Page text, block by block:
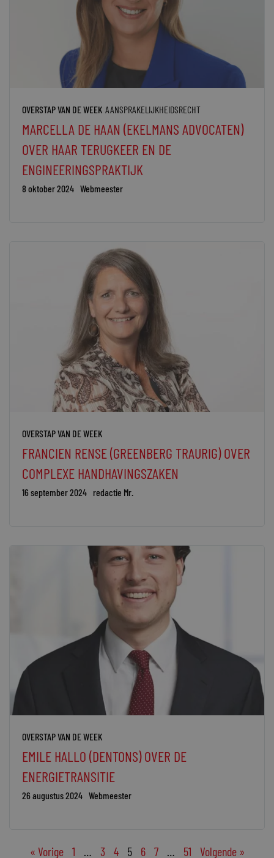
OVERSTAP VAN DE WEEK AANSPRAKELIJKHEIDSRECHT
MARCELLA DE HAAN (EKELMANS ADVOCATEN)
OVER HAAR TERUGKEER EN DE
ENGINEERINGSPRAKTIJK
8 oktober 2024 Webmeester
OVERSTAP VAN DE WEEK
FRANCIEN RENSE (GREENBERG TRAURIG) OVER
COMPLEXE HANDHAVINGSZAKEN
16 september 2024 redactie Mr.
OVERSTAP VAN DE WEEK
EMILE HALLO (DENTONS) OVER DE
ENERGIETRANSITIE
26 augustus 2024 Webmeester
« Vorige 1 … 3 4 5 6 7 … 51 Volgende »